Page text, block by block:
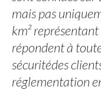
mais pas
km²
répondent à
sécuritédes
réglementation